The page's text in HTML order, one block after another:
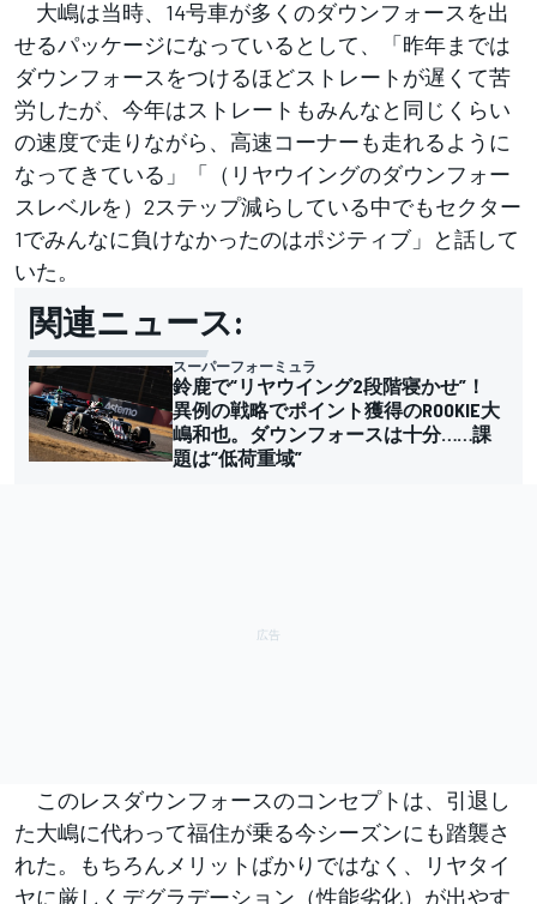
大嶋は当時、14号車が多くのダウンフォースを出
せるパッケージになっているとして、「昨年までは
ダウンフォースをつけるほどストレートが遅くて苦
労したが、今年はストレートもみんなと同じくらい
の速度で走りながら、高速コーナーも走れるように
なってきている」「（リヤウイングのダウンフォー
スレベルを）2ステップ減らしている中でもセクター
1でみんなに負けなかったのはポジティブ」と話して
いた。
関連ニュース:
スーパーフォーミュラ
鈴鹿で“リヤウイング2段階寝かせ”！
異例の戦略でポイント獲得のROOKIE大
嶋和也。ダウンフォースは十分……課
題は“低荷重域”
このレスダウンフォースのコンセプトは、引退し
た大嶋に代わって福住が乗る今シーズンにも踏襲さ
れた。もちろんメリットばかりではなく、リヤタイ
ヤに厳しくデグラデーション（性能劣化）が出やす